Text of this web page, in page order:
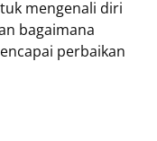
mengenali diri
bagaimana
perbaikan